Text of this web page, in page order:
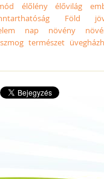
élőlény élővilág
Föld
nap növény
szmog természet